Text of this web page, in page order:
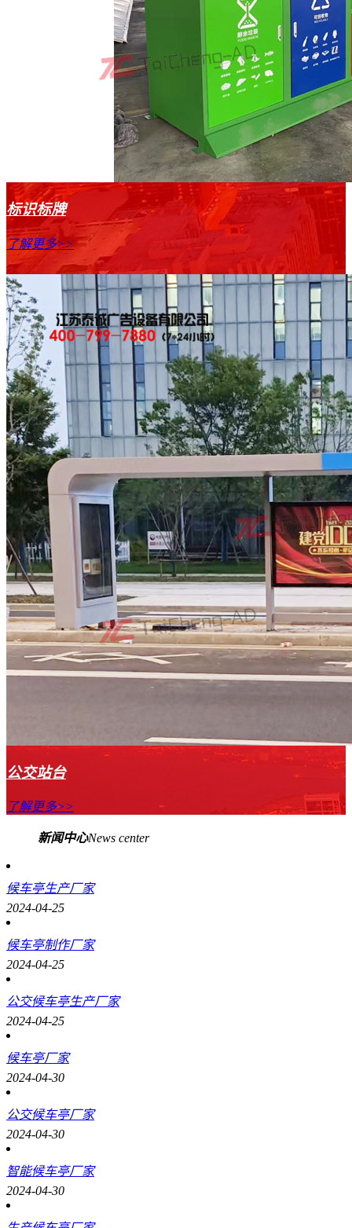
标识标牌
了解更多>>
公交站台
了解更多>>
新闻中心News center
候车亭生产厂家
2024-04-25
候车亭制作厂家
2024-04-25
公交候车亭生产厂家
2024-04-25
候车亭厂家
2024-04-30
公交候车亭厂家
2024-04-30
智能候车亭厂家
2024-04-30